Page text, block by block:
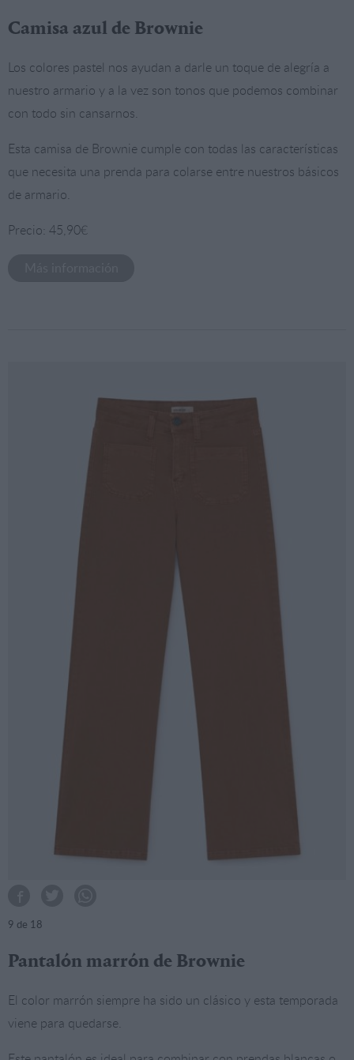
Camisa azul de Brownie
Los colores pastel nos ayudan a darle un toque de alegría a
nuestro armario y a la vez son tonos que podemos combinar
con todo sin cansarnos.
Esta camisa de Brownie cumple con todas las características
que necesita una prenda para colarse entre nuestros básicos
de armario.
Precio: 45,90€
9 de 18
Pantalón marrón de Brownie
El color marrón siempre ha sido un clásico y esta temporada
viene para quedarse.